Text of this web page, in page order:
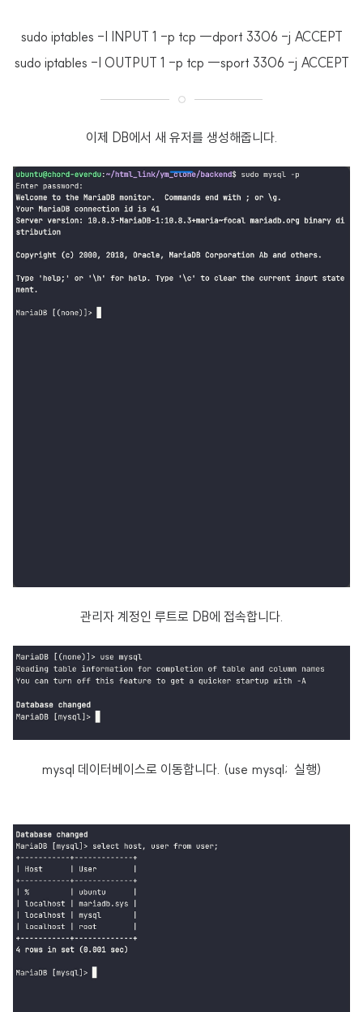
sudo iptables -I INPUT 1 -p tcp --dport 3306 -j ACCEPT
sudo iptables -I OUTPUT 1 -p tcp --sport 3306 -j ACCEPT
이제 DB에서 새 유저를 생성해줍니다.
관리자 계정인 루트로 DB에 접속합니다.
mysql 데이터베이스로 이동합니다. (use mysql; 실행)